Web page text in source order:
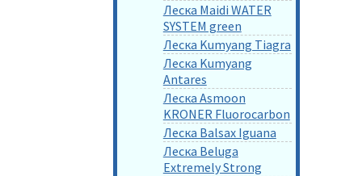
Леска Maidi WATER
SYSTEM green
Леска Kumyang Tiagra
Леска Kumyang
Antares
Леска Asmoon
KRONER Fluorocarbon
Леска Balsax Iguana
Леска Beluga
Extremely Strong